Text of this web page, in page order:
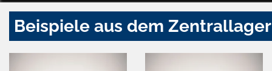
Beispiele aus dem Zentrallager